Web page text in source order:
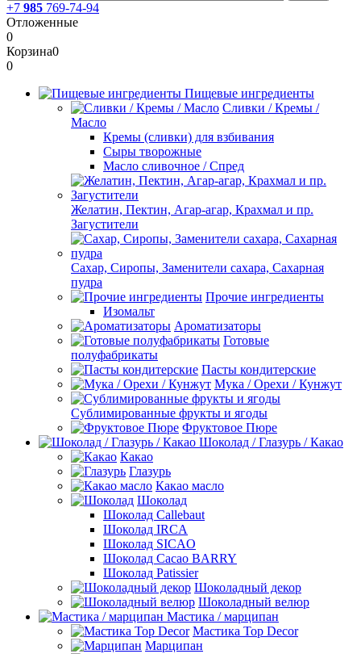
+7 985 769-74-94
Отложенные
0
Корзина0
0
Пищевые ингредиенты
Сливки / Кремы /
Масло
Кремы (сливки) для взбивания
Сыры творожные
Масло сливочное / Спред
Желатин, Пектин, Агар-агар, Крахмал и пр.
Загустители
Сахар, Сиропы, Заменители сахара, Сахарная
пудра
Прочие ингредиенты
Изомальт
Ароматизаторы
Готовые
полуфабрикаты
Пасты кондитерские
Мука / Орехи / Кунжут
Сублимированные фрукты и ягоды
Фруктовое Пюре
Шоколад / Глазурь / Какао
Какао
Глазурь
Какао масло
Шоколад
Шоколад Callebaut
Шоколад IRCA
Шоколад SICAO
Шоколад Cacao BARRY
Шоколад Patissier
Шоколадный декор
Шоколадный велюр
Мастика / марципан
Мастика Top Decor
Марципан